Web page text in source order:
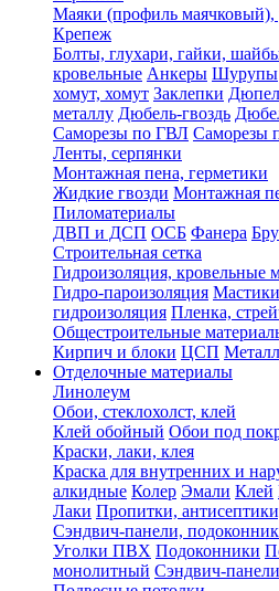
Маяки (профиль
Крепеж
Болты, глухари, гайки,
кровельные Анкеры Шурупы
хомут, хомут Заклепки
металлу Дюбель-гвоздь
Саморезы по ГВЛ Саморезы
Ленты, серпянки
Монтажная пена, герметики
Жидкие гвозди Монтажная
Пиломатериалы
ДВП и ДСП ОСБ Фанера
Строительная сетка
Гидроизоляция, кровельные
Гидро-пароизоляция
гидроизоляция Пленка,
Общестроительные
Кирпич и блоки ЦСП
Отделочные материалы
Линолеум
Обои, стеклохолст, клей
Клей обойный Обои под
Краски, лаки, клея
Краска для внутренних и
алкидные Колер Эмали Клей
Лаки Пропитки,
Сэндвич-панели,
Уголки ПВХ Подоконники
монолитный Сэндвич-панели